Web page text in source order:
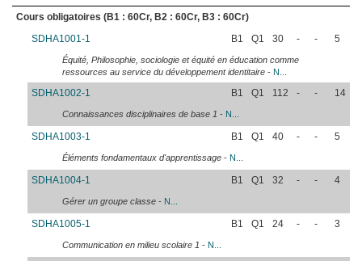
Cours obligatoires (B1 : 60Cr, B2 : 60Cr, B3 : 60Cr)
SDHA1001-1
B1 Q1 30 - - 5
Équité, Philosophie, sociologie et équité en éducation comme
ressources au service du développement identitaire - N...
SDHA1002-1 B1 Q1 112 - - 14
Connaissances disciplinaires de base 1 - N...
SDHA1003-1 B1 Q1 40 - - 5
Éléments fondamentaux d'apprentissage - N...
SDHA1004-1 B1 Q1 32 - - 4
Gérer un groupe classe - N...
SDHA1005-1 B1 Q1 24 - - 3
Communication en milieu scolaire 1 - N...